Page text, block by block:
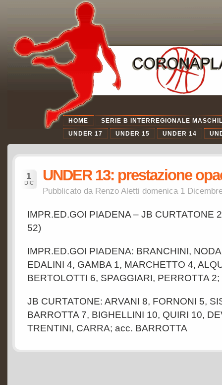
HOME
SERIE B INTERREGIONALE
UNDER 17
UNDER 15 UNDER 14
1
DIC UNDER 13: prestazione
Pubblicato da Renzo Aletti domenica 1
IMPR.ED.GOI PIADENA – JB CURTATONE
52)
IMPR.ED.GOI PIADENA: BRANCHINI,
EDALINI 4, GAMBA 1, MARCHETTO 4,
BERTOLOTTI 6, SPAGGIARI, PERROTTA
JB CURTATONE: ARVANI 8, FORNONI 5,
BARROTTA 7, BIGHELLINI 10, QUIRI 10,
TRENTINI, CARRA; acc. BARROTTA